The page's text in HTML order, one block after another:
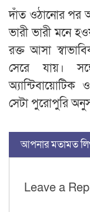
দাঁত ওঠানোর পর
ভারী ভারী মনে
রক্ত আসা
সেরে যায়।
অ্যান্টিবায়োটিক
সেটা পুরোপুরি
আপনার মতামত
Leave a